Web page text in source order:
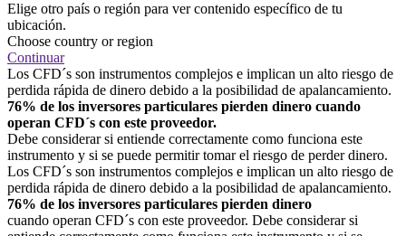
Elige otro país o región para ver contenido específico de tu
ubicación.
Choose country or region
Continuar
Los CFD´s son instrumentos complejos e implican un alto riesgo de
perdida rápida de dinero debido a la posibilidad de apalancamiento.
76% de los inversores particulares pierden dinero cuando
operan CFD´s con este proveedor.
Debe considerar si entiende correctamente como funciona este
instrumento y si se puede permitir tomar el riesgo de perder dinero.
Los CFD´s son instrumentos complejos e implican un alto riesgo de
perdida rápida de dinero debido a la posibilidad de apalancamiento.
76% de los inversores particulares pierden dinero
cuando operan CFD´s con este proveedor. Debe considerar si